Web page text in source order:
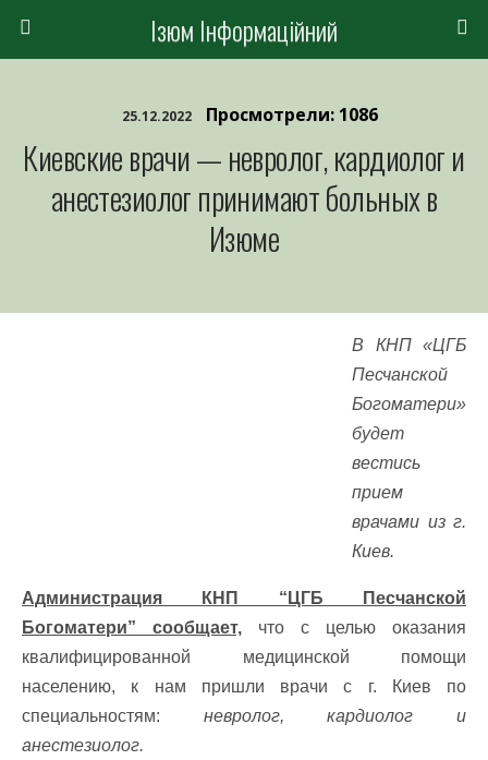
Ізюм Інформаційний
25.12.2022 Просмотрели: 1086
Киевские врачи — невролог, кардиолог и
анестезиолог принимают больных в
Изюме
В КНП «ЦГБ
Песчанской
Богоматери»
будет
вестись
прием
врачами из г.
Киев.
Администрация КНП “ЦГБ Песчанской
Богоматери” сообщает, что с целью оказания
квалифицированной медицинской помощи
населению, к нам пришли врачи с г. Киев по
специальностям: невролог, кардиолог и
анестезиолог.